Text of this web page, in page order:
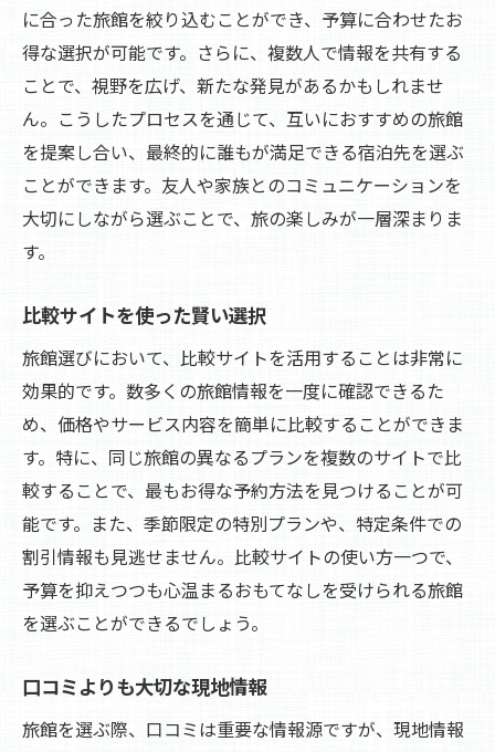
に合った旅館を絞り込むことができ、予算に合わせたお
得な選択が可能です。さらに、複数人で情報を共有する
ことで、視野を広げ、新たな発見があるかもしれませ
ん。こうしたプロセスを通じて、互いにおすすめの旅館
を提案し合い、最終的に誰もが満足できる宿泊先を選ぶ
ことができます。友人や家族とのコミュニケーションを
大切にしながら選ぶことで、旅の楽しみが一層深まりま
す。
比較サイトを使った賢い選択
旅館選びにおいて、比較サイトを活用することは非常に
効果的です。数多くの旅館情報を一度に確認できるた
め、価格やサービス内容を簡単に比較することができま
す。特に、同じ旅館の異なるプランを複数のサイトで比
較することで、最もお得な予約方法を見つけることが可
能です。また、季節限定の特別プランや、特定条件での
割引情報も見逃せません。比較サイトの使い方一つで、
予算を抑えつつも心温まるおもてなしを受けられる旅館
を選ぶことができるでしょう。
口コミよりも大切な現地情報
旅館を選ぶ際、口コミは重要な情報源ですが、現地情報